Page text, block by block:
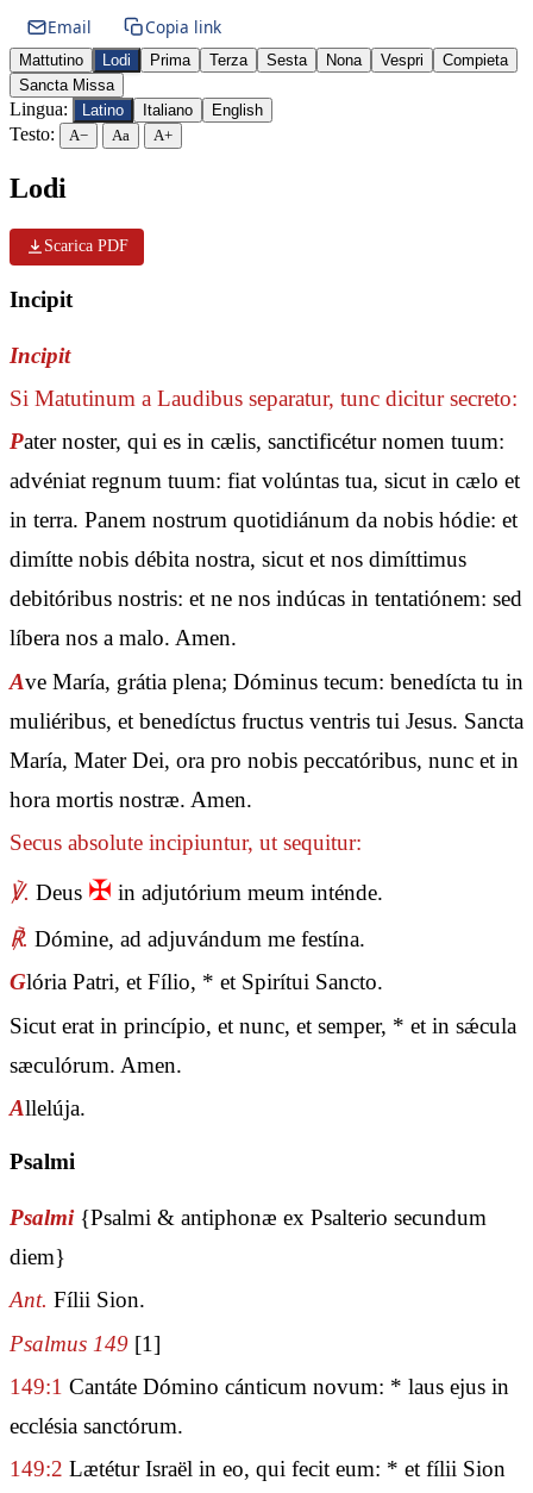
Email
Copia link
Mattutino Lodi Prima Terza Sesta Nona Vespri
Compieta
Sancta Missa
Lingua: Latino Italiano English
Testo: A− Aa A+
Lodi
Scarica PDF
Incipit
Incipit
Si Matutinum a Laudibus separatur, tunc dicitur secreto:
Pater noster, qui es in cælis, sanctificétur nomen tuum:
advéniat regnum tuum: fiat volúntas tua, sicut in cælo et
in terra. Panem nostrum quotidiánum da nobis hódie: et
dimítte nobis débita nostra, sicut et nos dimíttimus
debitóribus nostris: et ne nos indúcas in tentatiónem: sed
líbera nos a malo. Amen.
Ave María, grátia plena; Dóminus tecum: benedícta tu in
muliéribus, et benedíctus fructus ventris tui Jesus. Sancta
María, Mater Dei, ora pro nobis peccatóribus, nunc et in
hora mortis nostræ. Amen.
Secus absolute incipiuntur, ut sequitur:
℣. Deus ✠ in adjutórium meum inténde.
℟. Dómine, ad adjuvándum me festína.
Glória Patri, et Fílio, * et Spirítui Sancto.
Sicut erat in princípio, et nunc, et semper, * et in sǽcula
sæculórum. Amen.
Allelúja.
Psalmi
Psalmi {Psalmi & antiphonæ ex Psalterio secundum
diem}
Ant. Fílii Sion.
Psalmus 149 [1]
149:1 Cantáte Dómino cánticum novum: * laus ejus in
ecclésia sanctórum.
149:2 Lætétur Israël in eo, qui fecit eum: * et fílii Sion